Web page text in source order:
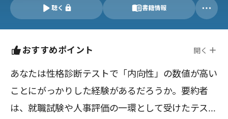
聴く 書籍情報
おすすめポイント 開く
あなたは性格診断テストで「内向性」の数値が高い
ことにがっかりした経験があるだろうか。要約者
は、就職試験や人事評価の一環として受けたテスト